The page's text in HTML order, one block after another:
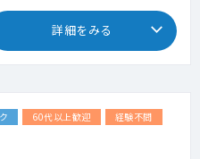
詳細をみる
60代以上歓迎
経験不問